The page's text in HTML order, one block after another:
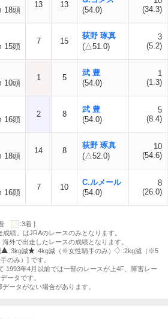
18頭
13 13
(54.0)
(34.3)
15頭
7 15
荻野 琢真
(△51.0)
3
(5.2)
10頭
1 5
武 豊
(54.0)
1
(1.3)
16頭
2 8
武 豊
(54.0)
5
(8.4)
18頭
14 8
荻野 琢真
(△52.0)
10
(54.6)
16頭
7 10
C.ルメール
(54.0)
8
(26.0)
:3着 ]
績」はJRAのレースのみとなります。
外で出走したレースの成績となります。
:3kg減 :4kg減（※女性騎手のみ）
:2kg減（※5
のみ）] です。
1993年4月以前では一部のレースが上4F、障害レー
ータです。
ータがない場合があります。